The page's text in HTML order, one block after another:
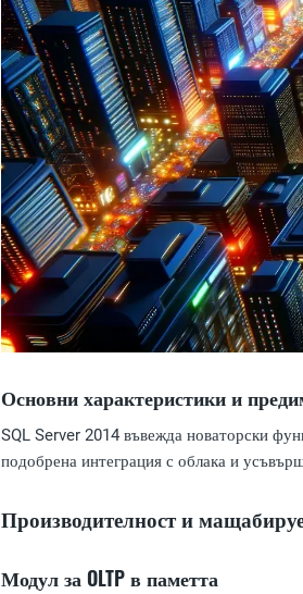
Основни характеристики и
SQL Server 2014 въвежда новаторски
подобрена интеграция с облака и
Производителност и
Модул за OLTP в паметта